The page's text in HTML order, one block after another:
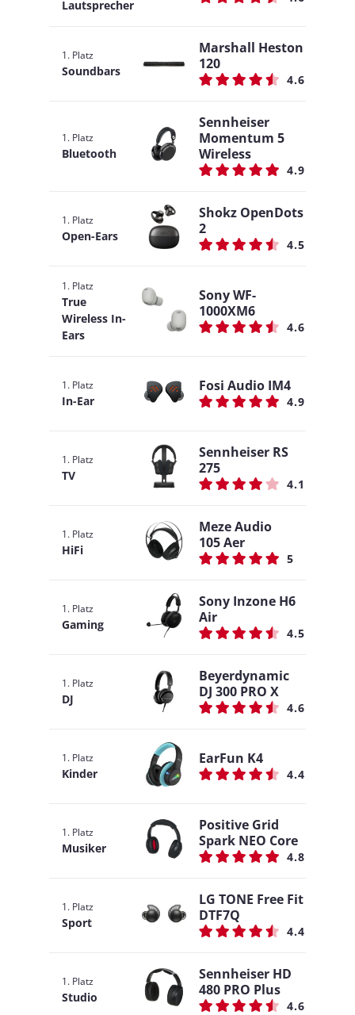
Lautsprecher
1. Platz
Soundbars
Marshall Heston
120
4.6
1. Platz
Bluetooth
Sennheiser
Momentum 5
Wireless
4.9
1. Platz
Open-Ears
Shokz OpenDots
2
4.5
1. Platz
True
Wireless In-
Ears
Sony WF-
1000XM6
4.6
1. Platz
In-Ear
Fosi Audio IM4
4.9
1. Platz
TV
Sennheiser RS
275
4.1
1. Platz
HiFi
Meze Audio
105 Aer
5
1. Platz
Gaming
Sony Inzone H6
Air
4.5
1. Platz
DJ
Beyerdynamic
DJ 300 PRO X
4.6
1. Platz
Kinder
EarFun K4
4.4
1. Platz
Musiker
Positive Grid
Spark NEO Core
4.8
1. Platz
Sport
LG TONE Free Fit
DTF7Q
4.4
1. Platz
Studio
Sennheiser HD
480 PRO Plus
4.6